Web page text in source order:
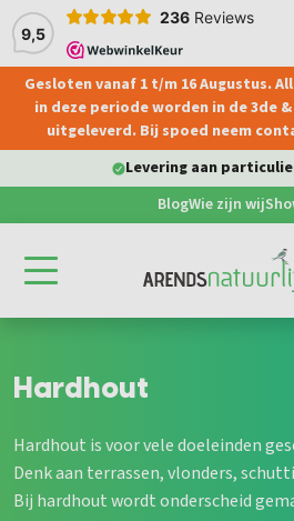
9,5
236 Reviews
Gesloten vanaf 1 t/m 16 Augustus.
in deze periode worden in de 3de
uitgeleverd. Bij spoed neem
Levering aan
BlogWie zijn wij
Hardhout
Hardhout is voor vele doeleinden
Denk aan terrassen, vlonders,
Bij hardhout wordt onderscheid